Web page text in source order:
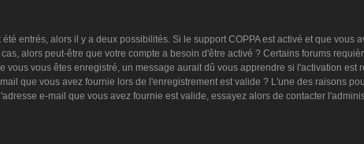
entrés, alors il y a deux possibilités. Si le support COPPA est activé et que vous
alors peut-être que votre compte a besoin d'être activé ? Certains forums
vous êtes enregistré, un message aurait dû vous apprendre si l'activation est
que vous avez fournie lors de l'enregistrement est valide ? L'une des raisons
e-mail que vous avez fournie est valide, essayez alors de contacter